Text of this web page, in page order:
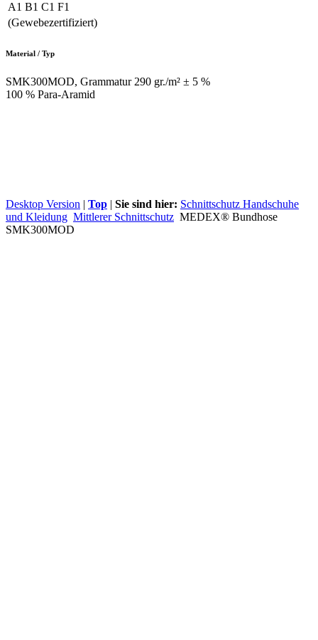
A1 B1 C1 F1
(Gewebezertifiziert)
Material / Typ
SMK300MOD, Grammatur 290 gr./m² ± 5 %
100 % Para-Aramid
Desktop Version | Top | Sie sind hier: Schnittschutz Handschuhe
und Kleidung Mittlerer Schnittschutz MEDEX® Bundhose
SMK300MOD